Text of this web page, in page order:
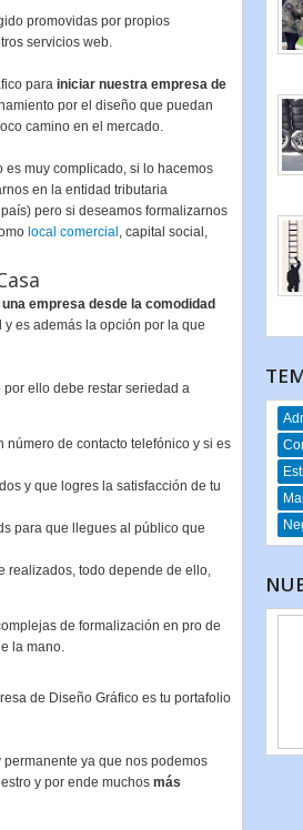
promovidas por propios
servicios web.
para iniciar nuestra empresa de
por el diseño que puedan
camino en el mercado.
muy complicado, si lo hacemos
en la entidad tributaria
pero si deseamos formalizarnos
local comercial , capital social,
empresa desde la comodidad
es además la opción por la que
ello debe restar seriedad a
de contacto telefónico y si es
y que logres la satisfacción de tu
para que llegues al público que
realizados, todo depende de ello,
de formalización en pro de
la mano.
de Diseño Gráfico es tu portafolio
ya que nos podemos
y por ende muchos más